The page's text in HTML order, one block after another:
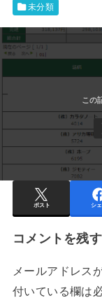
未分類
ポスト シ
コメントを残す
メールアドレス
付いている欄は